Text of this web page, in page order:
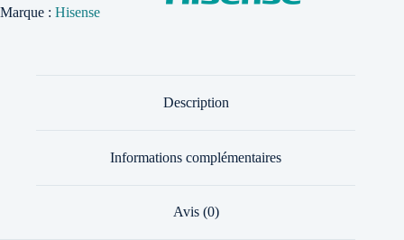
Marque : Hisense
Description
Informations complémentaires
Avis (0)